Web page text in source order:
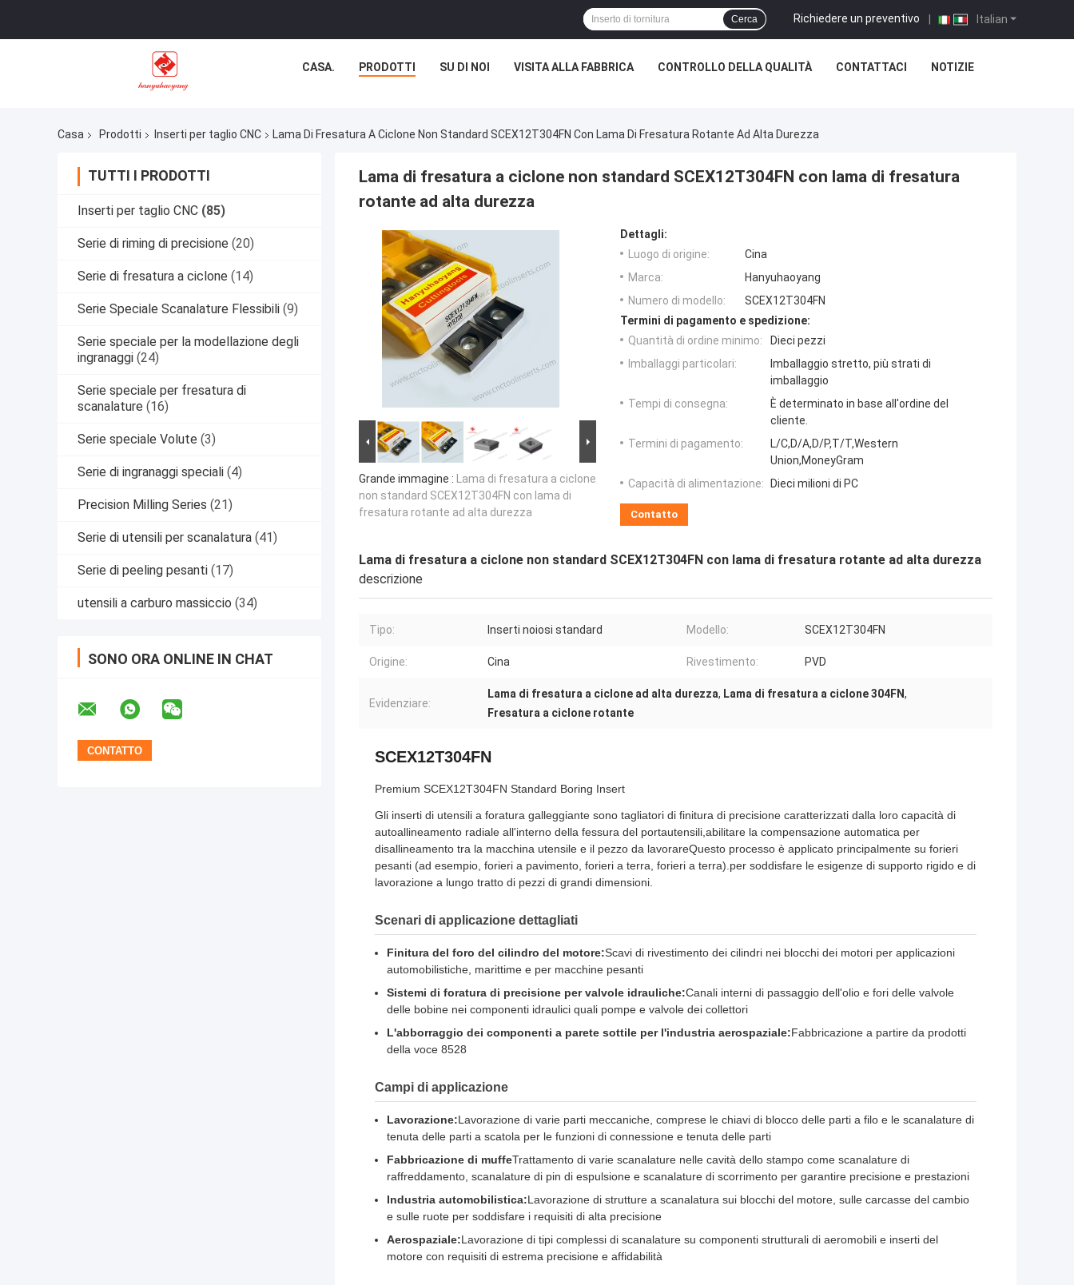
Italian
Richiedere un preventivo |
Cerca
CASA. PRODOTTI SU DI NOI VISITA ALLA FABBRICA CONTROLLO DELLA QUALITÀ CONTATTACI NOTIZIE
Casa Prodotti Inserti per taglio CNC Lama Di Fresatura A Ciclone Non Standard SCEX12T304FN Con Lama Di Fresatura Rotante Ad Alta Durezza
TUTTI I PRODOTTI
Inserti per taglio CNC (85)
Serie di riming di precisione (20)
Serie di fresatura a ciclone (14)
Serie Speciale Scanalature Flessibili (9)
Serie speciale per la modellazione degli
ingranaggi (24)
Serie speciale per fresatura di
scanalature (16)
Serie speciale Volute (3)
Serie di ingranaggi speciali (4)
Precision Milling Series (21)
Serie di utensili per scanalatura (41)
Serie di peeling pesanti (17)
utensili a carburo massiccio (34)
SONO ORA ONLINE IN CHAT
Lama di fresatura a ciclone non standard SCEX12T304FN con lama di fresatura
rotante ad alta durezza
Grande immagine : Lama di fresatura a ciclone
non standard SCEX12T304FN con lama di
fresatura rotante ad alta durezza
Dettagli:
Luogo di origine:
Cina
Marca:
Hanyuhaoyang
Numero di modello:
SCEX12T304FN
Termini di pagamento e spedizione:
Quantità di ordine minimo:
Dieci pezzi
Imballaggi particolari:
Imballaggio stretto, più strati di
imballaggio
Tempi di consegna:
È determinato in base all'ordine del
cliente.
Termini di pagamento:
L/C,D/A,D/P,T/T,Western
Union,MoneyGram
Capacità di alimentazione:
Dieci milioni di PC
Contatto
Lama di fresatura a ciclone non standard SCEX12T304FN con lama di fresatura rotante ad alta durezza
descrizione
Tipo: Inserti noiosi standard Modello: SCEX12T304FN
Origine: Cina Rivestimento: PVD
Evidenziare:
Lama di fresatura a ciclone ad alta durezza, Lama di fresatura a ciclone 304FN,
Fresatura a ciclone rotante
SCEX12T304FN
Premium SCEX12T304FN Standard Boring Insert
Gli inserti di utensili a foratura galleggiante sono tagliatori di finitura di precisione caratterizzati dalla loro capacità di
autoallineamento radiale all'interno della fessura del portautensili,abilitare la compensazione automatica per
disallineamento tra la macchina utensile e il pezzo da lavorareQuesto processo è applicato principalmente su forieri
pesanti (ad esempio, forieri a pavimento, forieri a terra, forieri a terra).per soddisfare le esigenze di supporto rigido e di
lavorazione a lungo tratto di pezzi di grandi dimensioni.
Scenari di applicazione dettagliati
Finitura del foro del cilindro del motore:Scavi di rivestimento dei cilindri nei blocchi dei motori per applicazioni
automobilistiche, marittime e per macchine pesanti
Sistemi di foratura di precisione per valvole idrauliche:Canali interni di passaggio dell'olio e fori delle valvole
delle bobine nei componenti idraulici quali pompe e valvole dei collettori
L'abborraggio dei componenti a parete sottile per l'industria aerospaziale:Fabbricazione a partire da prodotti
della voce 8528
Campi di applicazione
Lavorazione:Lavorazione di varie parti meccaniche, comprese le chiavi di blocco delle parti a filo e le scanalature di
tenuta delle parti a scatola per le funzioni di connessione e tenuta delle parti
Fabbricazione di muffeTrattamento di varie scanalature nelle cavità dello stampo come scanalature di
raffreddamento, scanalature di pin di espulsione e scanalature di scorrimento per garantire precisione e prestazioni
Industria automobilistica:Lavorazione di strutture a scanalatura sui blocchi del motore, sulle carcasse del cambio
e sulle ruote per soddisfare i requisiti di alta precisione
Aerospaziale:Lavorazione di tipi complessi di scanalature su componenti strutturali di aeromobili e inserti del
motore con requisiti di estrema precisione e affidabilità